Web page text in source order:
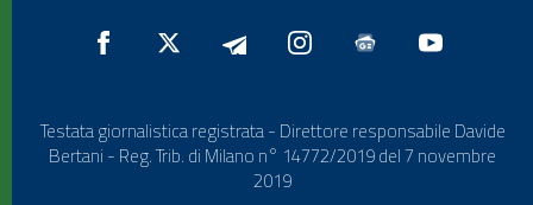
Testata giornalistica registrata - Direttore responsabile Davide
Bertani - Reg. Trib. di Milano n° 14772/2019 del 7 novembre
2019